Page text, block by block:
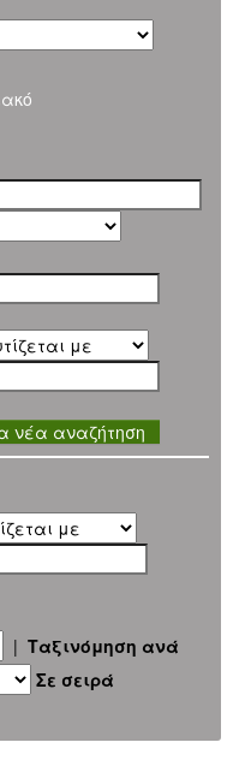
νέα αναζήτηση
| Ταξινόμηση ανά
Σε σειρά